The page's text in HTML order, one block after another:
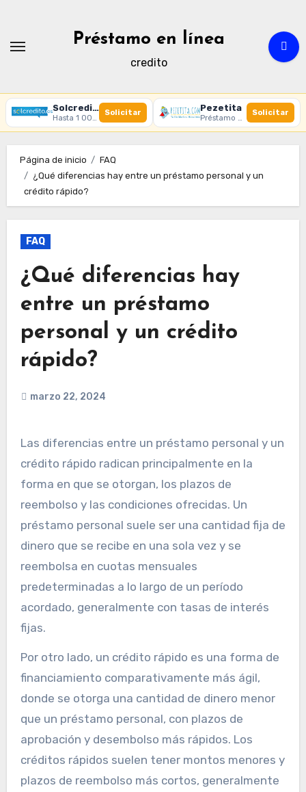
contenido
Préstamo en línea
credito
Solcredito
Hasta 1 000 € · 30 días · 100% online
Solicitar Pezetita
Préstamo online · Aprobación rápida
Solicitar
Página de inicio
FAQ
¿Qué diferencias hay entre un préstamo personal y un
crédito rápido?
FAQ
¿Qué diferencias hay
entre un préstamo
personal y un crédito
rápido?
marzo 22, 2024
Las diferencias entre un préstamo personal y un
crédito rápido radican principalmente en la
forma en que se otorgan, los plazos de
reembolso y las condiciones ofrecidas. Un
préstamo personal suele ser una cantidad fija de
dinero que se recibe en una sola vez y se
reembolsa en cuotas mensuales
predeterminadas a lo largo de un período
acordado, generalmente con tasas de interés
fijas.
Por otro lado, un crédito rápido es una forma de
financiamiento comparativamente más ágil,
donde se otorga una cantidad de dinero menor
que un préstamo personal, con plazos de
aprobación y desembolso más rápidos. Los
créditos rápidos suelen tener montos menores y
plazos de reembolso más cortos, generalmente